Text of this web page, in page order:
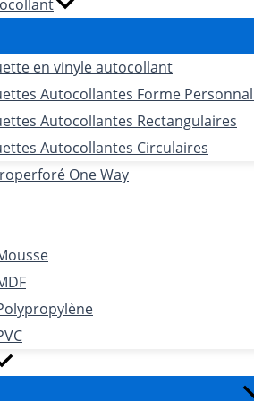
en vinyle autocollant
Autocollantes Forme
Autocollantes Rectangulaires
Autocollantes Circulaires
One Way